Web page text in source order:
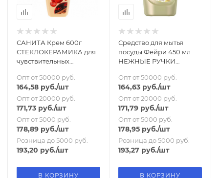
САНИТА Крем 600г
СТЕКЛОКЕРАМИКА для
чувствительных
Опт от 50000 руб.
164,58 руб./шт
Опт от 20000 руб.
171,73 руб./шт
Опт от 5000 руб.
178,89 руб./шт
Розница до 5000 руб.
193,20 руб./шт
В КОРЗИНУ
Средство для мытья
посуды Фейри 450 мл
НЕЖНЫЕ РУЧКИ
Опт от 50000 руб.
164,63 руб./шт
Опт от 20000 руб.
171,79 руб./шт
Опт от 5000 руб.
178,95 руб./шт
Розница до 5000 руб.
193,27 руб./шт
В КОРЗИНУ